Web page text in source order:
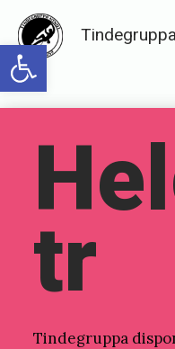
Open toolbar
Skip
content
Tindegruppa
Posted
tr
Tindegruppa